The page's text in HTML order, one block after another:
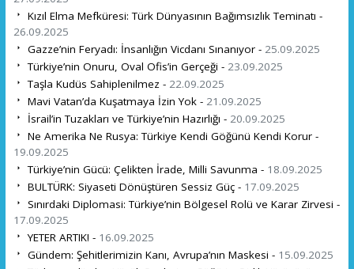
Kızıl Elma Mefküresi: Türk Dünyasının Bağımsızlık Teminatı -
26.09.2025
Gazze’nin Feryadı: İnsanlığın Vicdanı Sınanıyor - 25.09.2025
Türkiye’nin Onuru, Oval Ofis’in Gerçeği - 23.09.2025
Taşla Kudüs Sahiplenilmez - 22.09.2025
Mavi Vatan’da Kuşatmaya İzin Yok - 21.09.2025
İsrail’in Tuzakları ve Türkiye’nin Hazırlığı - 20.09.2025
Ne Amerika Ne Rusya: Türkiye Kendi Göğünü Kendi Korur -
19.09.2025
Türkiye’nin Gücü: Çelikten İrade, Milli Savunma - 18.09.2025
BULTÜRK: Siyaseti Dönüştüren Sessiz Güç - 17.09.2025
Sınırdaki Diplomasi: Türkiye’nin Bölgesel Rolü ve Karar Zirvesi -
17.09.2025
YETER ARTIK! - 16.09.2025
Gündem: Şehitlerimizin Kanı, Avrupa’nın Maskesi - 15.09.2025